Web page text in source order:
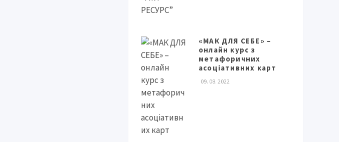
«МАК ДЛЯ СЕБЕ» –
онлайн курс з
метафоричних
асоціативних карт
09. 08. 2022